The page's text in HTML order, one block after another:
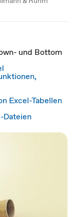
und Bottom
Excel-Tabellen
Dateien